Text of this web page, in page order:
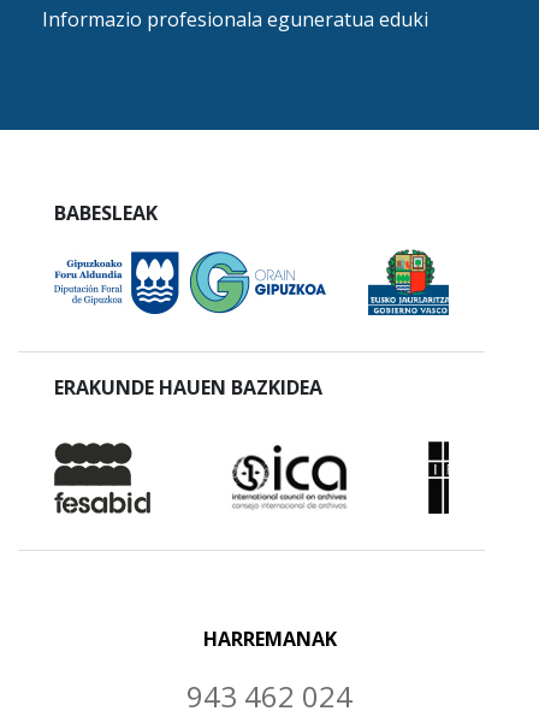
Informazio profesionala eguneratua eduki
BABESLEAK
ERAKUNDE HAUEN BAZKIDEA
HARREMANAK
943 462 024